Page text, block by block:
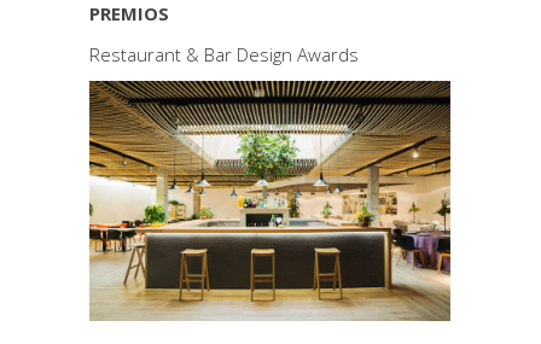
PREMIOS
Restaurant & Bar Design Awards